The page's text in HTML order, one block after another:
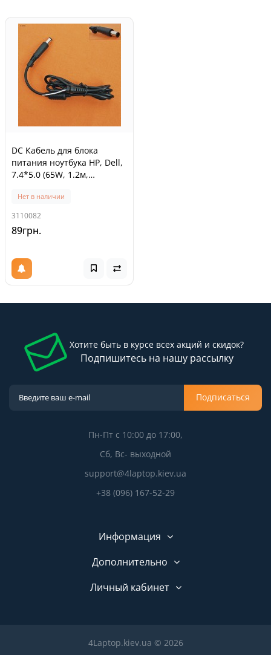
DC Кабель для блока
питания ноутбука HP, Dell,
7.4*5.0 (65W, 1.2м,
медный, с ферритом)
Нет в наличии
3110082
89грн.
Хотите быть в курсе всех акций и скидок?
Подпишитесь на нашу рассылку
Подписаться
Пн-Пт с 10:00 до 17:00,
Сб, Вс- выходной
support@4laptop.kiev.ua
+38 (096) 167-52-29
Информация
Дополнительно
Личный кабинет
4Laptop.kiev.ua © 2026